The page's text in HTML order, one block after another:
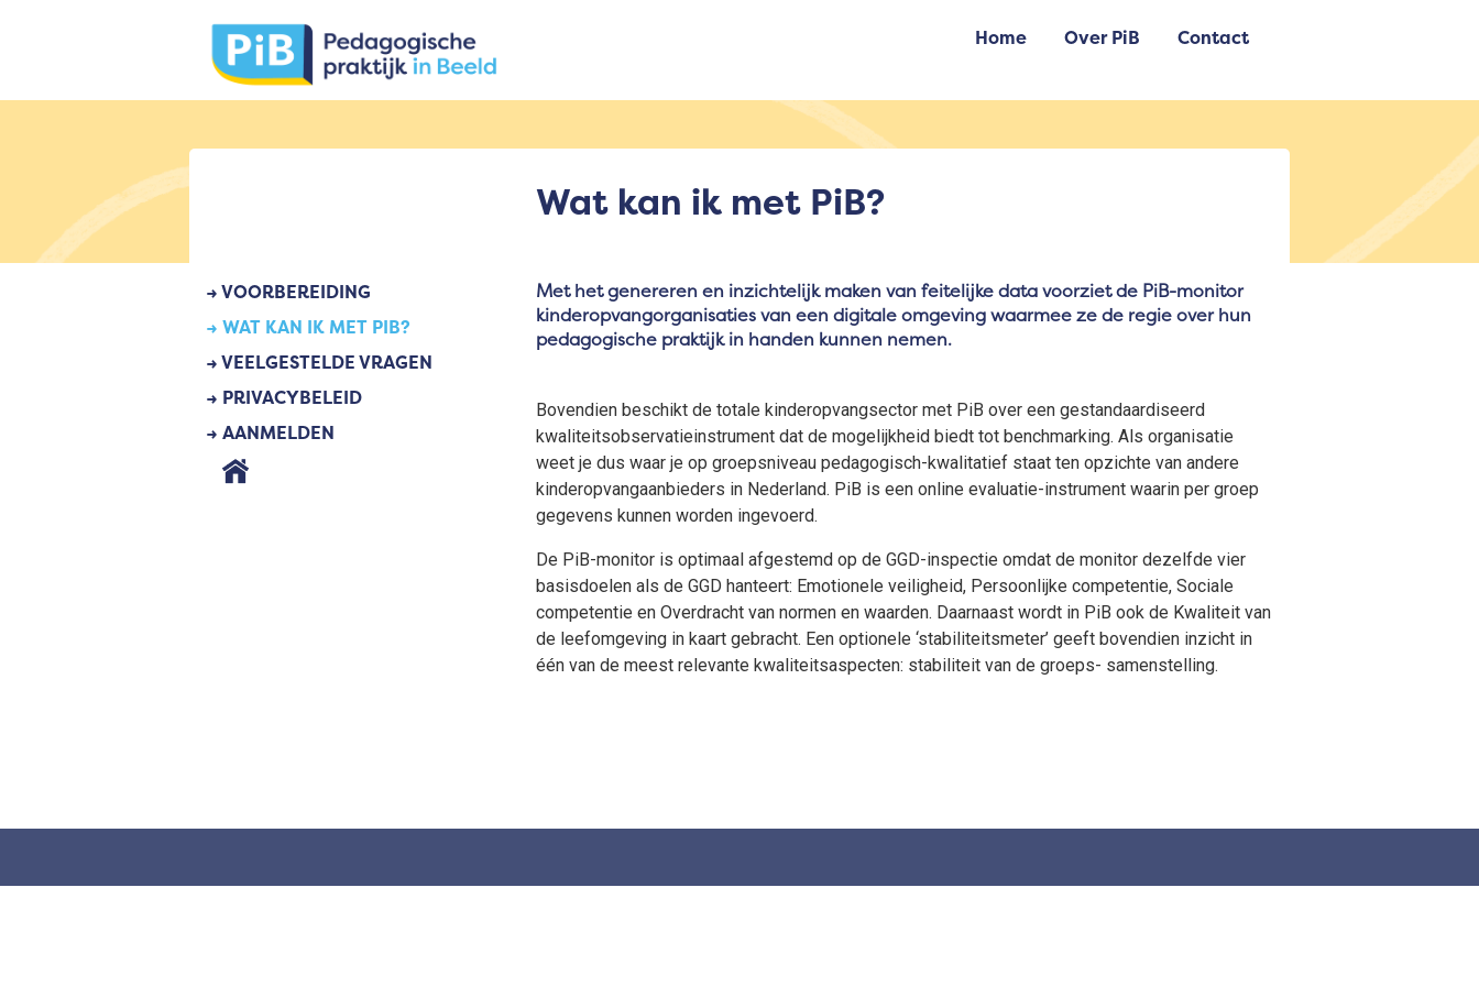
Home Over PiB Contact
Wat kan ik met PiB?
→ VOORBEREIDING
→ WAT KAN IK MET PIB?
→ VEELGESTELDE VRAGEN
→ PRIVACYBELEID
→ AANMELDEN
Met het genereren en inzichtelijk maken van feitelijke data voorziet de PiB-monitor
kinderopvangorganisaties van een digitale omgeving waarmee ze de regie over hun
pedagogische praktijk in handen kunnen nemen.
Bovendien beschikt de totale kinderopvangsector met PiB over een gestandaardiseerd
kwaliteitsobservatieinstrument dat de mogelijkheid biedt tot benchmarking. Als organisatie
weet je dus waar je op groepsniveau pedagogisch-kwalitatief staat ten opzichte van andere
kinderopvangaanbieders in Nederland. PiB is een online evaluatie-instrument waarin per groep
gegevens kunnen worden ingevoerd.
De PiB-monitor is optimaal afgestemd op de GGD-inspectie omdat de monitor dezelfde vier
basisdoelen als de GGD hanteert: Emotionele veiligheid, Persoonlijke competentie, Sociale
competentie en Overdracht van normen en waarden. Daarnaast wordt in PiB ook de Kwaliteit van
de leefomgeving in kaart gebracht. Een optionele ‘stabiliteitsmeter’ geeft bovendien inzicht in
één van de meest relevante kwaliteitsaspecten: stabiliteit van de groeps- samenstelling.